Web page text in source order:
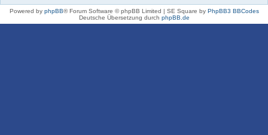
Powered by phpBB® Forum Software © phpBB Limited | SE Square by PhpBB3 BBCodes
Deutsche Übersetzung durch phpBB.de